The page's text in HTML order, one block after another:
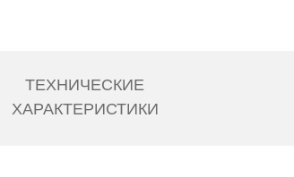
ТЕХНИЧЕСКИЕ
ХАРАКТЕРИСТИКИ